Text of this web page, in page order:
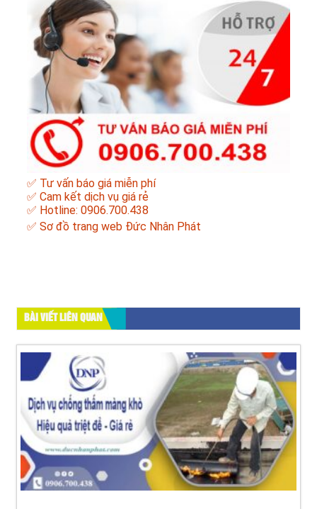
✅ Tư vấn báo giá miễn phí
✅ Cam kết dịch vụ giá rẻ
✅ Hotline: 0906.700.438
✅ Sơ đồ trang web Đức Nhân Phát
BÀI VIẾT LIÊN QUAN